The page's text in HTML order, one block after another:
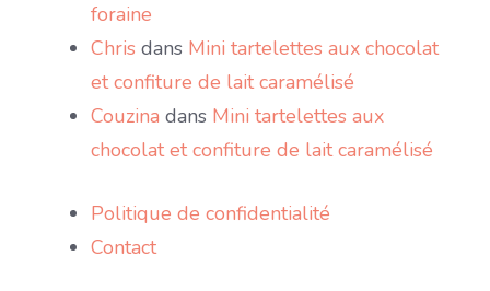
foraine
Chris dans Mini tartelettes aux chocolat
et confiture de lait caramélisé
Couzina dans Mini tartelettes aux
chocolat et confiture de lait caramélisé
Politique de confidentialité
Contact